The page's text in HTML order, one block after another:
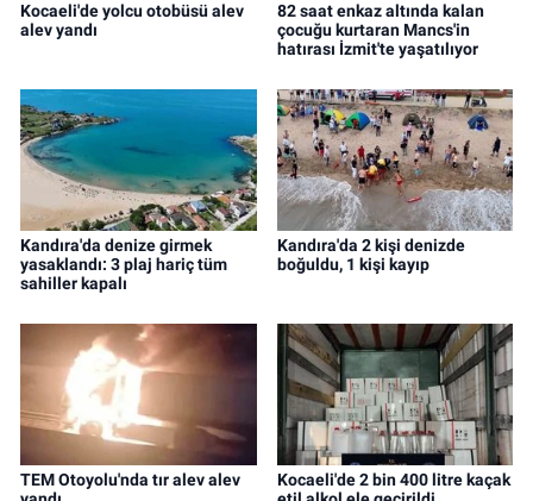
Kocaeli'de yolcu otobüsü alev
alev yandı
82 saat enkaz altında kalan
çocuğu kurtaran Mancs'in
hatırası İzmit'te yaşatılıyor
Kandıra'da denize girmek
yasaklandı: 3 plaj hariç tüm
sahiller kapalı
Kandıra'da 2 kişi denizde
boğuldu, 1 kişi kayıp
TEM Otoyolu'nda tır alev alev
Kocaeli'de 2 bin 400 litre kaçak